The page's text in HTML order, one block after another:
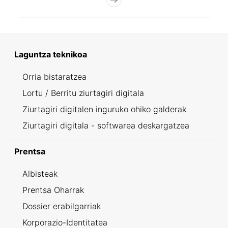
Laguntza teknikoa
Orria bistaratzea
Lortu / Berritu ziurtagiri digitala
Ziurtagiri digitalen inguruko ohiko galderak
Ziurtagiri digitala - softwarea deskargatzea
Prentsa
Albisteak
Prentsa Oharrak
Dossier erabilgarriak
Korporazio-Identitatea